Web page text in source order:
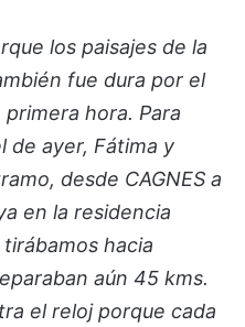
los paisajes de la
fue dura por el
hora. Para
de ayer, Fátima y
desde CAGNES a
en la residencia
hacia
aún 45 kms.
el reloj porque cada